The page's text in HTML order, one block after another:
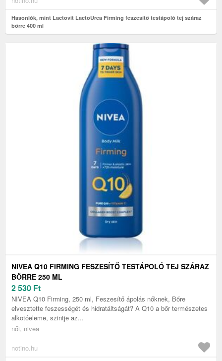
Hasonlók, mint Lactovit LactoUrea Firming feszesítő testápoló tej száraz
bőrre 400 ml
NIVEA Q10 FIRMING FESZESÍTŐ TESTÁPOLÓ TEJ SZÁRAZ
BŐRRE 250 ML
2 530 Ft
NIVEA Q10 Firming, 250 ml, Feszesítő ápolás nőknek, Bőre
elvesztette feszességét és hidratáltságát? A Q10 a bőr természetes
alkotóeleme, szintje az...
női, nivea
notino.hu